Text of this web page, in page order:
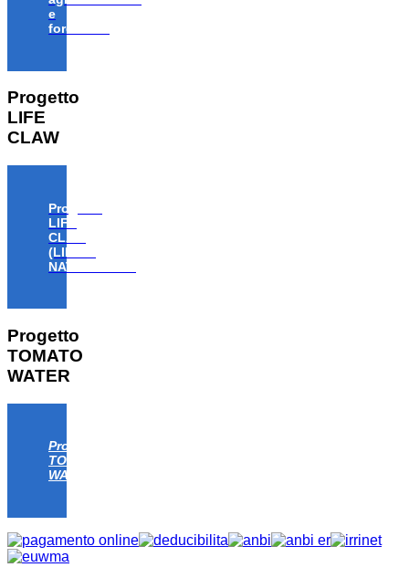
e
forestale”
Progetto
LIFE
CLAW
Progetto
LIFE
CLAW
(LIFE18
NAT/IT/000806)
Progetto
TOMATO
WATER
Progetto
TOMATO
WATER